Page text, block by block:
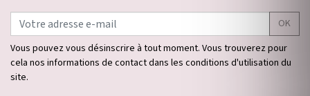
OK
Vous pouvez vous désinscrire à tout moment. Vous trouverez pour
cela nos informations de contact dans les conditions d'utilisation du
site.